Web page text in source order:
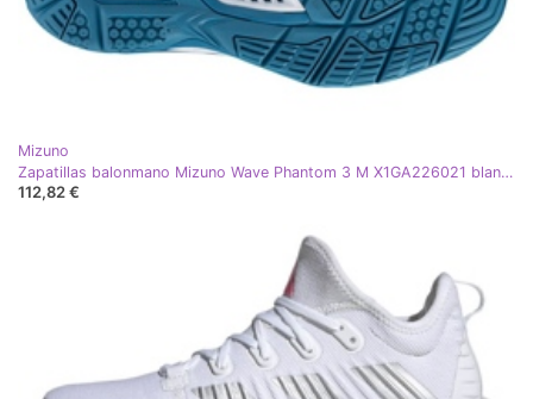
Mizuno
Zapatillas balonmano Mizuno Wave Phantom 3 M X1GA226021 blanco
112,82 €